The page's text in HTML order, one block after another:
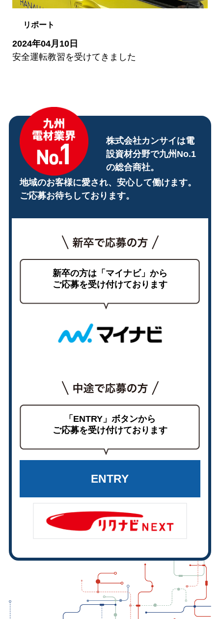
リポート
2024年04月10日
安全運転教習を受けてきました
株式会社カンサイは電
設資材分野で九州No.1
の総合商社。
地域のお客様に愛され、安心して働けます。
ご応募お待ちしております。
新卒の方は「マイナビ」から
ご応募を受け付けております
「ENTRY」ボタンから
ご応募を受け付けております
ENTRY